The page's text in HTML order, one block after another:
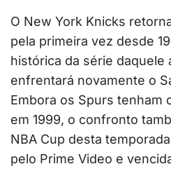
O New York Knicks
pela primeira vez desde
histórica da série daquele
enfrentará novamente o
Embora os Spurs tenham
em 1999, o confronto
NBA Cup desta
pelo Prime Video e